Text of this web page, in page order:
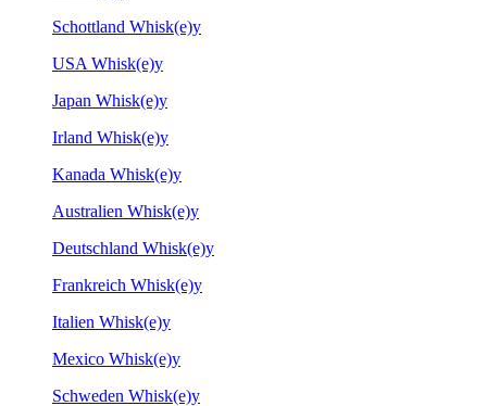
Schottland Whisk(e)y
USA Whisk(e)y
Japan Whisk(e)y
Irland Whisk(e)y
Kanada Whisk(e)y
Australien Whisk(e)y
Deutschland Whisk(e)y
Frankreich Whisk(e)y
Italien Whisk(e)y
Mexico Whisk(e)y
Schweden Whisk(e)y